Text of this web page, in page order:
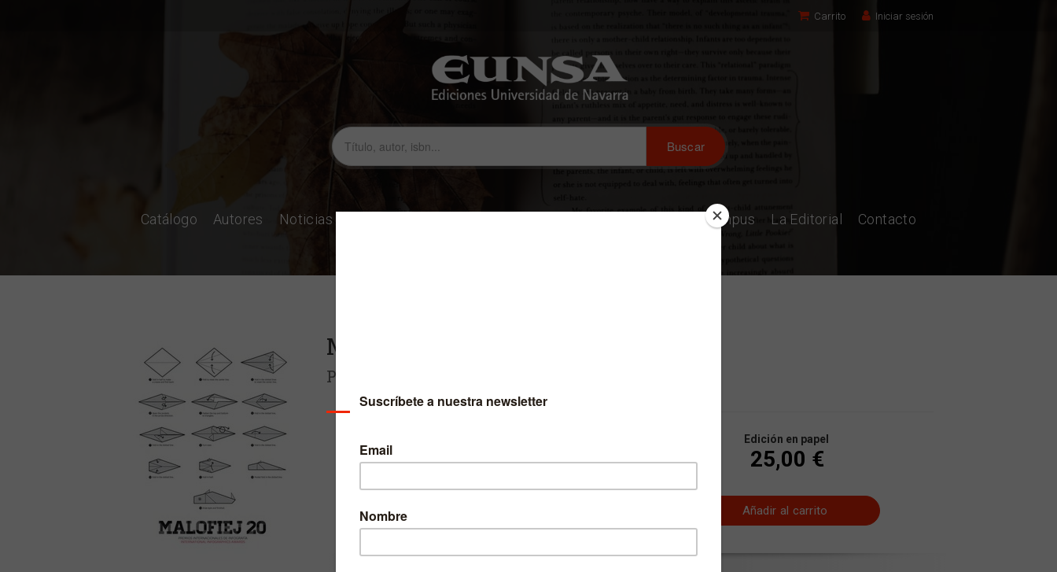
Carrito Iniciar sesión
Catálogo Autores Noticias La Librería del Campus La Editorial Contacto
Malofiej 20
Premios Internacionales de Infografía
Edición en papel
25,00 €
Añadir al carrito